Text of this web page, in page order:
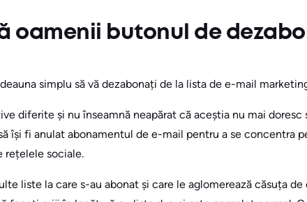
oamenii butonul de
simplu să vă dezabonați de la lista de e-mail
diferite și nu înseamnă neapărat că aceștia nu mai
își fi anulat abonamentul de e-mail pentru a se concentra
rețelele sociale.
liste la care s-au abonat și care le aglomerează căsuța